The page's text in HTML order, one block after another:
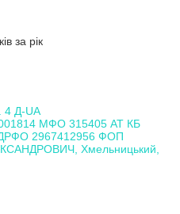
за рік
4 Д-UA
МФО 315405 АТ КБ
2967412956 ФОП
Хмельницький,